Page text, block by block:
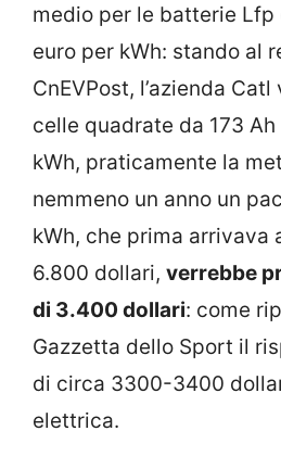
medio per le batterie Lfp
euro per kWh: stando al
CnEVPost, l’azienda
celle quadrate da 173 Ah
kWh, praticamente la
nemmeno un anno un
kWh, che prima arrivava
6.800 dollari, verrebbe
di 3.400 dollari: come
Gazzetta dello Sport il
di circa 3300-3400
elettrica.